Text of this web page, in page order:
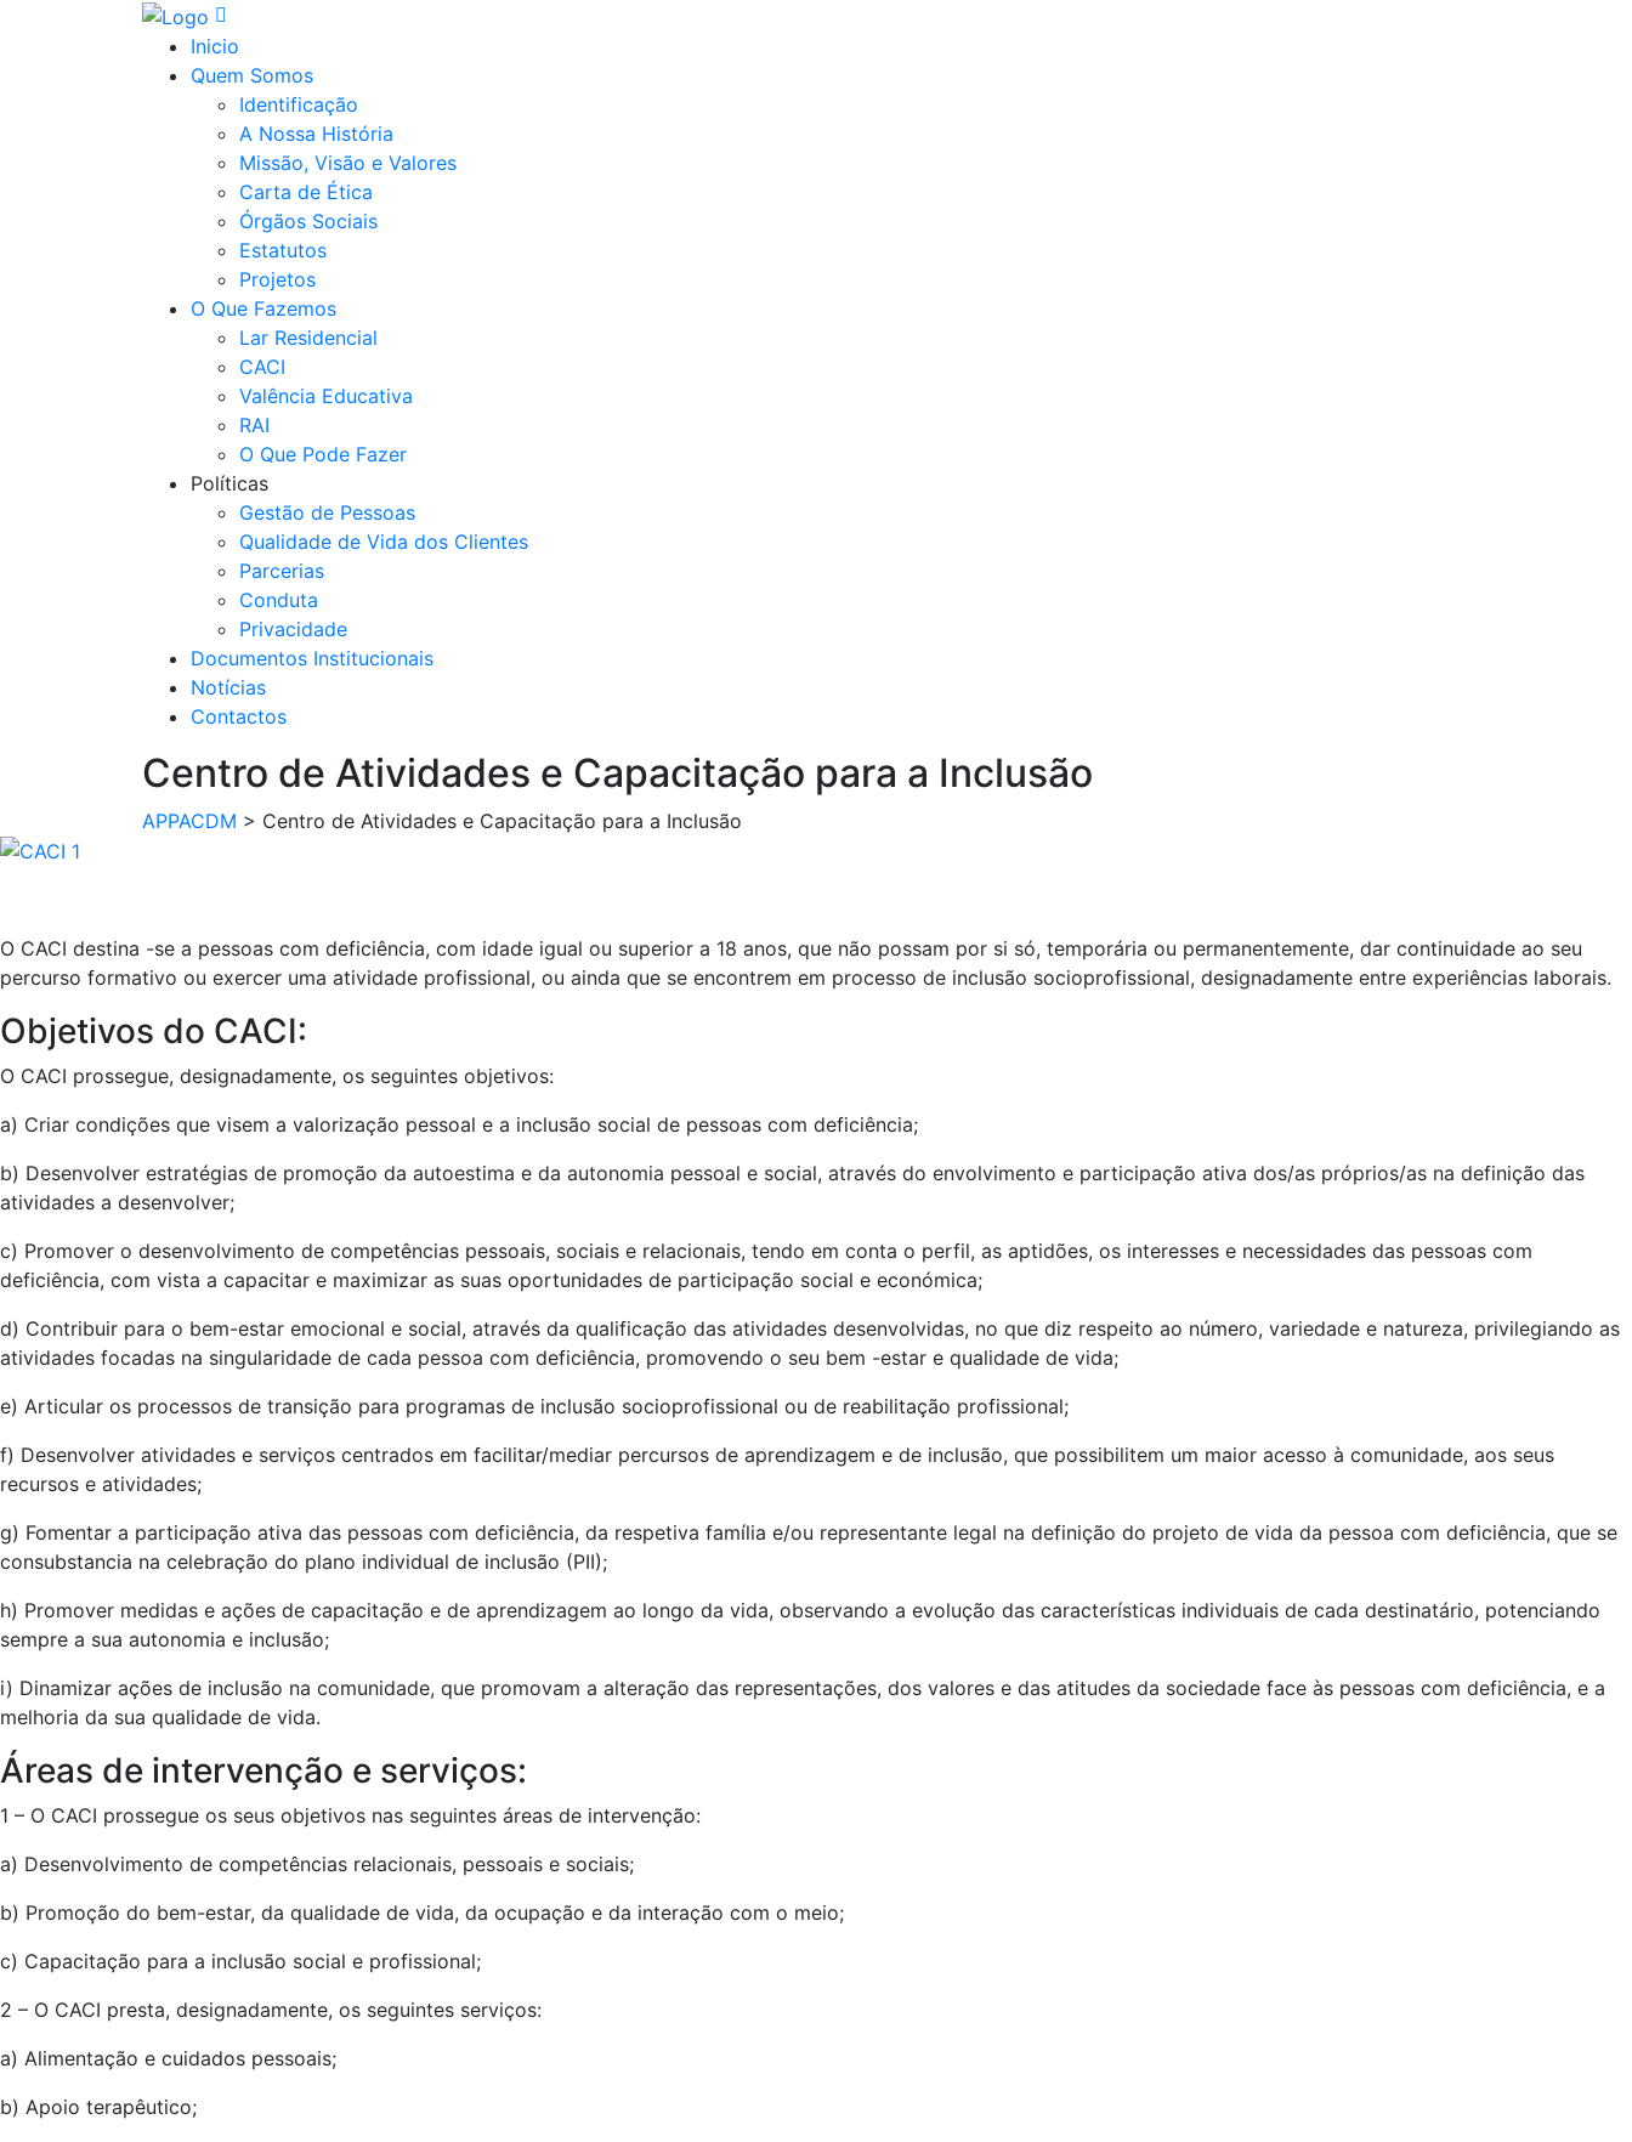
Inicio
Quem Somos
Identificação
A Nossa História
Missão, Visão e Valores
Carta de Ética
Órgãos Sociais
Estatutos
Projetos
O Que Fazemos
Lar Residencial
CACI
Valência Educativa
RAI
O Que Pode Fazer
Políticas
Gestão de Pessoas
Qualidade de Vida dos Clientes
Parcerias
Conduta
Privacidade
Documentos Institucionais
Notícias
Contactos
Centro de Atividades e Capacitação para a Inclusão
APPACDM > Centro de Atividades e Capacitação para a Inclusão
O CACI destina -se a pessoas com deficiência, com idade igual ou superior a 18 anos, que não possam por si só, temporária ou permanentemente, dar continuidade ao seu
percurso formativo ou exercer uma atividade profissional, ou ainda que se encontrem em processo de inclusão socioprofissional, designadamente entre experiências laborais.
Objetivos do CACI:
O CACI prossegue, designadamente, os seguintes objetivos:
a) Criar condições que visem a valorização pessoal e a inclusão social de pessoas com deficiência;
b) Desenvolver estratégias de promoção da autoestima e da autonomia pessoal e social, através do envolvimento e participação ativa dos/as próprios/as na definição das
atividades a desenvolver;
c) Promover o desenvolvimento de competências pessoais, sociais e relacionais, tendo em conta o perfil, as aptidões, os interesses e necessidades das pessoas com
deficiência, com vista a capacitar e maximizar as suas oportunidades de participação social e económica;
d) Contribuir para o bem-estar emocional e social, através da qualificação das atividades desenvolvidas, no que diz respeito ao número, variedade e natureza, privilegiando as
atividades focadas na singularidade de cada pessoa com deficiência, promovendo o seu bem -estar e qualidade de vida;
e) Articular os processos de transição para programas de inclusão socioprofissional ou de reabilitação profissional;
f) Desenvolver atividades e serviços centrados em facilitar/mediar percursos de aprendizagem e de inclusão, que possibilitem um maior acesso à comunidade, aos seus
recursos e atividades;
g) Fomentar a participação ativa das pessoas com deficiência, da respetiva família e/ou representante legal na definição do projeto de vida da pessoa com deficiência, que se
consubstancia na celebração do plano individual de inclusão (PII);
h) Promover medidas e ações de capacitação e de aprendizagem ao longo da vida, observando a evolução das características individuais de cada destinatário, potenciando
sempre a sua autonomia e inclusão;
i) Dinamizar ações de inclusão na comunidade, que promovam a alteração das representações, dos valores e das atitudes da sociedade face às pessoas com deficiência, e a
melhoria da sua qualidade de vida.
Áreas de intervenção e serviços:
1 – O CACI prossegue os seus objetivos nas seguintes áreas de intervenção:
a) Desenvolvimento de competências relacionais, pessoais e sociais;
b) Promoção do bem-estar, da qualidade de vida, da ocupação e da interação com o meio;
c) Capacitação para a inclusão social e profissional;
2 – O CACI presta, designadamente, os seguintes serviços:
a) Alimentação e cuidados pessoais;
b) Apoio terapêutico;